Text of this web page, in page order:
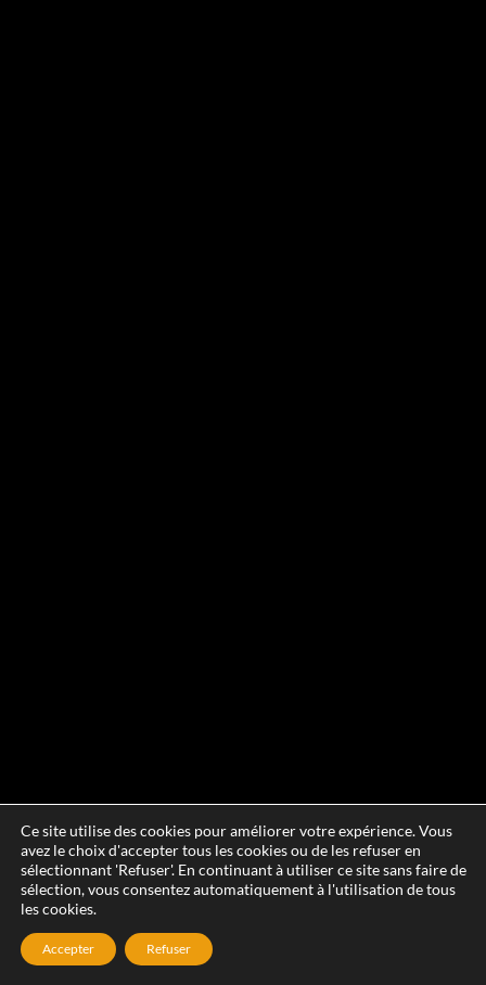
Ce site utilise des cookies pour améliorer votre expérience. Vous
avez le choix d'accepter tous les cookies ou de les refuser en
sélectionnant 'Refuser'. En continuant à utiliser ce site sans faire de
sélection, vous consentez automatiquement à l'utilisation de tous
les cookies.
Accepter Refuser